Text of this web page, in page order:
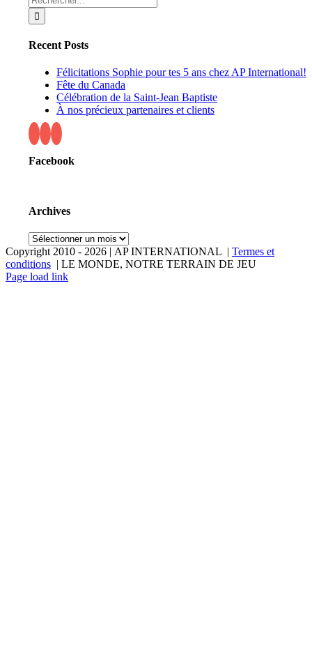
Recent Posts
Félicitations Sophie pour tes 5 ans chez AP International!
Fête du Canada
Célébration de la Saint-Jean Baptiste
À nos précieux partenaires et clients
Facebook
Archives
Archives
Copyright 2010 - 2026 | AP INTERNATIONAL | Termes et
conditions | LE MONDE, NOTRE TERRAIN DE JEU
LinkedIn
YouTube
Page load link